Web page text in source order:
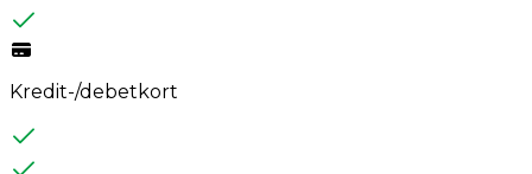
Kredit-/debetkort